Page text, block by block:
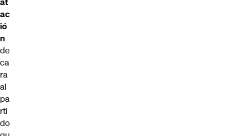
at
ac
ió
n
de
ca
ra
al
pa
rti
do